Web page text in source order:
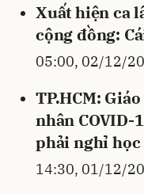
Xuất hiện ca
cộng đồng:
05:00, 02/12/
TP.HCM:
nhân COVID-
phải nghỉ học
14:30, 01/12/